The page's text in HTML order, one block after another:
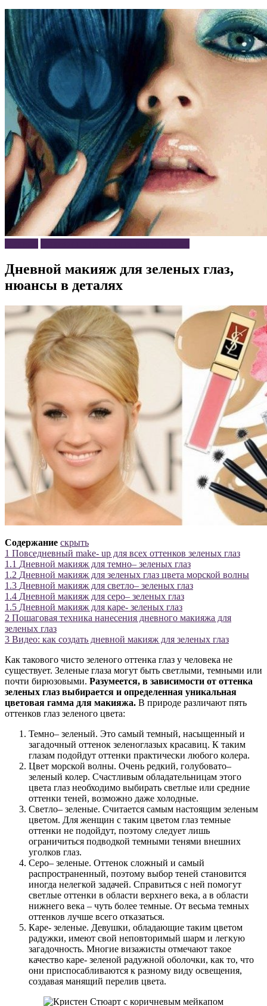
Дневной макияж для зеленых глаз,
нюансы в деталях
Содержание скрыть
1 Повседневный make- up для всех оттенков зеленых глаз
1.1 Дневной макияж для темно– зеленых глаз
1.2 Дневной макияж для зеленых глаз цвета морской волны
1.3 Дневной макияж для светло– зеленых глаз
1.4 Дневной макияж для серо– зеленых глаз
1.5 Дневной макияж для каре- зеленых глаз
2 Пошаговая техника нанесения дневного макияжа для
зеленых глаз
3 Видео: как создать дневной макияж для зеленых глаз
Как такового чисто зеленого оттенка глаз у человека не
существует. Зеленые глаза могут быть светлыми, темными или
почти бирюзовыми. Разумеется, в зависимости от оттенка
зеленых глаз выбирается и определенная уникальная
цветовая гамма для макияжа. В природе различают пять
оттенков глаз зеленого цвета:
Темно– зеленый. Это самый темный, насыщенный и
загадочный оттенок зеленоглазых красавиц. К таким
глазам подойдут оттенки практически любого колера.
Цвет морской волны. Очень редкий, голубовато–
зеленый колер. Счастливым обладательницам этого
цвета глаз необходимо выбирать светлые или средние
оттенки теней, возможно даже холодные.
Светло– зеленые. Считается самым настоящим зеленым
цветом. Для женщин с таким цветом глаз темные
оттенки не подойдут, поэтому следует лишь
ограничиться подводкой темными тенями внешних
уголков глаз.
Серо– зеленые. Оттенок сложный и самый
распространенный, поэтому выбор теней становится
иногда нелегкой задачей. Справиться с ней помогут
светлые оттенки в области верхнего века, а в области
нижнего века – чуть более темные. От весьма темных
оттенков лучше всего отказаться.
Каре- зеленые. Девушки, обладающие таким цветом
радужки, имеют свой неповторимый шарм и легкую
загадочность. Многие визажисты отмечают такое
качество каре- зеленой радужной оболочки, как то, что
они приспосабливаются к разному виду освещения,
создавая манящий перелив цвета.